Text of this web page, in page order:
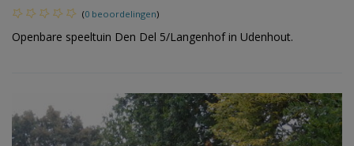
(0 beoordelingen)
Openbare speeltuin Den Del 5/Langenhof in Udenhout.